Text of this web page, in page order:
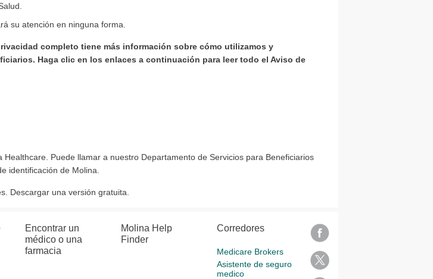
su atención en ninguna forma.
completo tiene más información sobre cómo utilizamos y
Haga clic en los enlaces a continuación para leer todo el Aviso de
Puede llamar a nuestro Departamento de Servicios para Beneficiarios
identificación de Molina.
Descargar una versión gratuita.
Encontrar un
médico o una
farmacia
Molina Help
Finder
Corredores
Medicare Brokers
Asistente de seguro
medico